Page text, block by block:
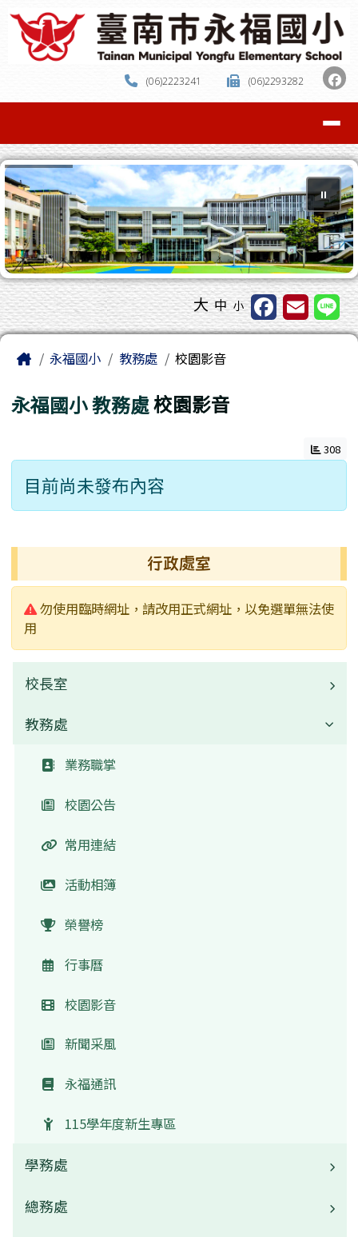
跳至主內容區
臺南市中西區永福國小
(06)2223241 (06)2293282
⏸
工具列 大 中 小
主內容區域
Home永福國小 教務處 校園影音
永福國小教務處校園影音
308
目前尚未發布內容
行政處室
警告:
勿使用臨時網址，請改用正式網址，以免選單無法使
用
校長室
校長介紹
教務處
業務職掌
校園公告
常用連結
活動相簿
榮譽榜
行事曆
校園影音
新聞采風
永福通訊
115學年度新生專區
學務處
業務職掌
總務處
頁尾區域